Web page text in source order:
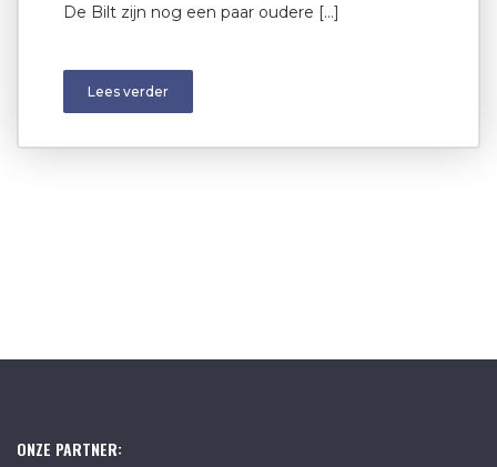
De Bilt zijn nog een paar oudere […]
Lees verder
ONZE PARTNER: